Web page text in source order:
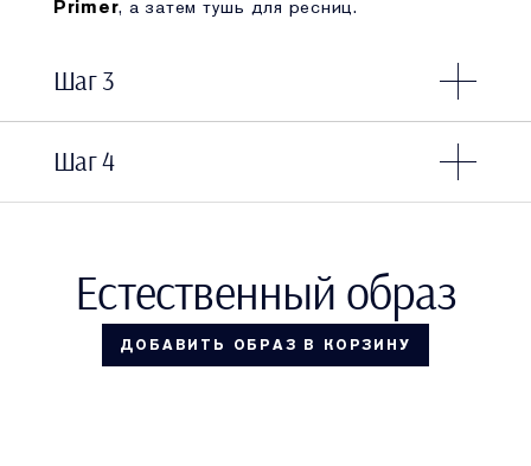
Primer, а затем тушь для ресниц.
Шаг 3
Шаг 4
Естественный образ
ДОБАВИТЬ ОБРАЗ В КОРЗИНУ